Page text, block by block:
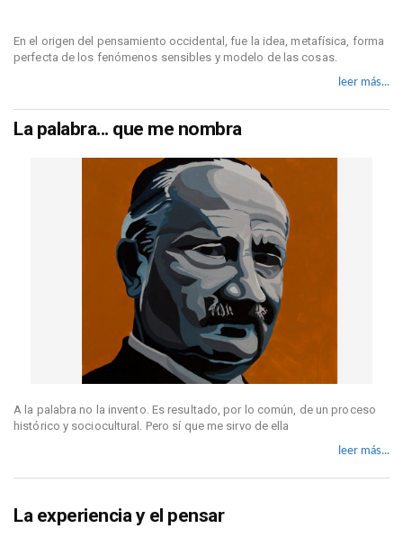
En el origen del pensamiento occidental, fue la idea, metafísica, forma
perfecta de los fenómenos sensibles y modelo de las cosas.
leer más...
La palabra... que me nombra
A la palabra no la invento. Es resultado, por lo común, de un proceso
histórico y sociocultural. Pero sí que me sirvo de ella
leer más...
La experiencia y el pensar